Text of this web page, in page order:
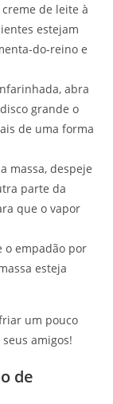
de leite à
estejam
do-reino e
abra
grande o
de uma forma
massa, despeje
parte da
que o vapor
o empadão por
esteja
um pouco
amigos!
de